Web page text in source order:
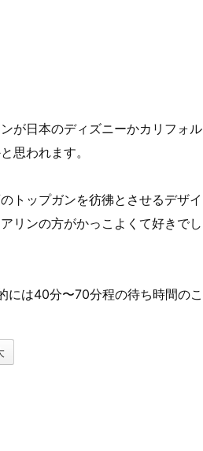
が日本のディズニーかカリフォル
思われます。
トップガンを彷彿とさせるデザイ
リンの方がかっこよくて好きでし
には40分〜70分程の待ち時間のこ